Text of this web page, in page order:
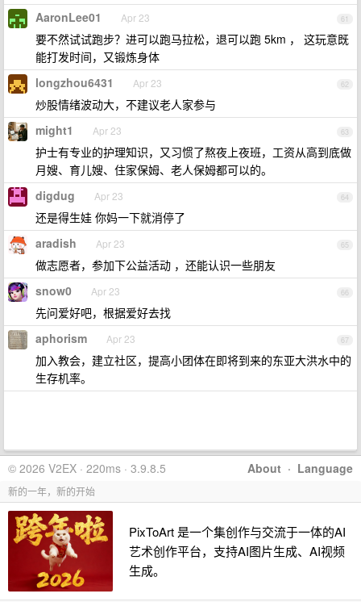
61
AaronLee01 Apr 23
要不然试试跑步？进可以跑马拉松，退可以跑 5km ， 这玩意既
能打发时间，又锻炼身体
62
longzhou6431 Apr 23
炒股情绪波动大，不建议老人家参与
63
might1 Apr 23
护士有专业的护理知识，又习惯了熬夜上夜班，工资从高到底做
月嫂、育儿嫂、住家保姆、老人保姆都可以的。
64
digdug Apr 23
还是得生娃 你妈一下就消停了
65
aradish Apr 23
做志愿者，参加下公益活动 ，还能认识一些朋友
66
snow0 Apr 23
先问爱好吧，根据爱好去找
67
aphorism Apr 23
加入教会，建立社区，提高小团体在即将到来的东亚大洪水中的
生存机率。
About · Language
© 2026 V2EX · 220ms · 3.9.8.5
新的一年，新的开始
PixToArt 是一个集创作与交流于一体的AI
艺术创作平台，支持AI图片生成、AI视频
生成。